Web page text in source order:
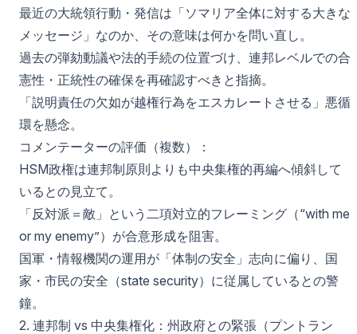
最近の大統領行動・発信は「ソマリア全体に対する大きな
メッセージ」なのか、その意味は何かを問い直し。
過去の弾劾動議や法的手続の位置づけ、連邦レベルでの合
憲性・正統性の確保を再確認すべきと指摘。
「説明責任の欠如が越権行為をエスカレートさせる」悪循
環を懸念。
コメンテーターの評価（複数）：
HSM政権は連邦制原則よりも中央集権的再編へ傾斜して
いるとの見立て。
「反対派＝敵」という二項対立的フレーミング（“with me
or my enemy”）が合意形成を阻害。
国軍・情報機関の運用が「体制の安全」志向に偏り、国
家・市民の安全（state security）に従属しているとの警
鐘。
2. 連邦制 vs 中央集権化：州政府との緊張（プントラン